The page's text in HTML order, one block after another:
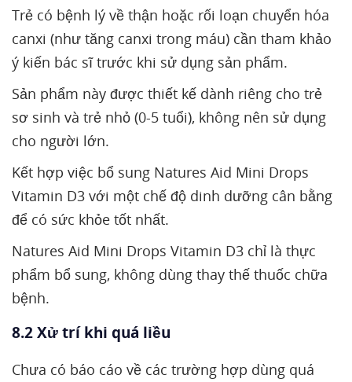
Trẻ có bệnh lý về thận hoặc rối loạn chuyển hóa
canxi (như tăng canxi trong máu) cần tham khảo
ý kiến bác sĩ trước khi sử dụng sản phẩm.
Sản phẩm này được thiết kế dành riêng cho trẻ
sơ sinh và trẻ nhỏ (0-5 tuổi), không nên sử dụng
cho người lớn.
Kết hợp việc bổ sung Natures Aid Mini Drops
Vitamin D3 với một chế độ dinh dưỡng cân bằng
để có sức khỏe tốt nhất.
Natures Aid Mini Drops Vitamin D3 chỉ là thực
phẩm bổ sung, không dùng thay thế thuốc chữa
bệnh.
8.2 Xử trí khi quá liều
Chưa có báo cáo về các trường hợp dùng quá